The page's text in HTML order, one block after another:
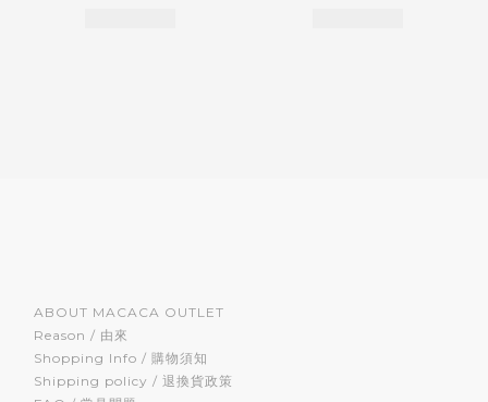
ABOUT MACACA OUTLET
Reason / 由來
Shopping Info / 購物須知
Shipping policy / 退換貨政策